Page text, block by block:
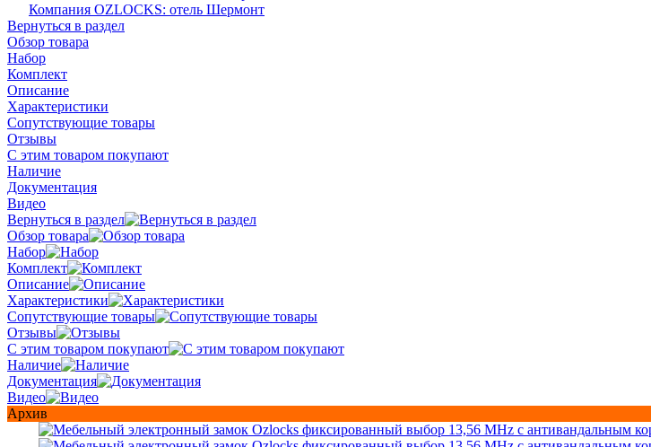
Компания OZLOCKS: отель Шермонт
Вернуться в раздел
Обзор товара
Набор
Комплект
Описание
Характеристики
Сопутствующие товары
Отзывы
С этим товаром покупают
Наличие
Документация
Видео
Вернуться в раздел
Обзор товара
Набор
Комплект
Описание
Характеристики
Сопутствующие товары
Отзывы
С этим товаром покупают
Наличие
Документация
Видео
Архив